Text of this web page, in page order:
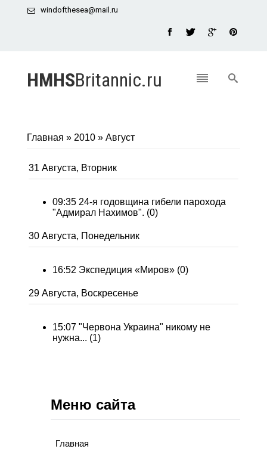
windofthesea@mail.ru
HMHSBritannic.ru
Главная » 2010 » Август
31 Августа, Вторник
09:35 24-я годовщина гибели парохода
"Адмирал Нахимов". (0)
30 Августа, Понедельник
16:52 Экспедиция «Миров» (0)
29 Августа, Воскресенье
15:07 "Червона Украина" никому не
нужна... (1)
Меню сайта
Главная